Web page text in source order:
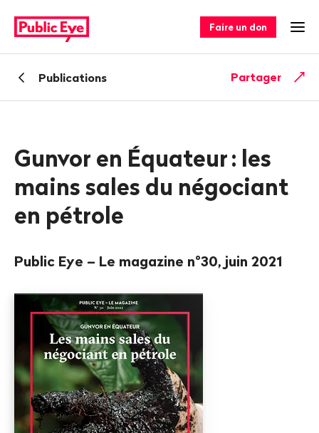
sur
publiceye.ch
rapide
Faire un don
RetourPublications Partager
Gunvor en Équateur: les
mains sales du négociant
en pétrole
Public Eye – Le magazine n°30, juin 2021